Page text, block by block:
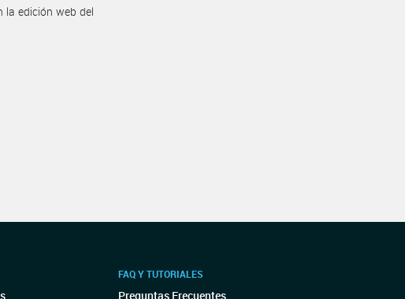
la edición web del
FAQ Y TUTORIALES
Preguntas Frecuentes